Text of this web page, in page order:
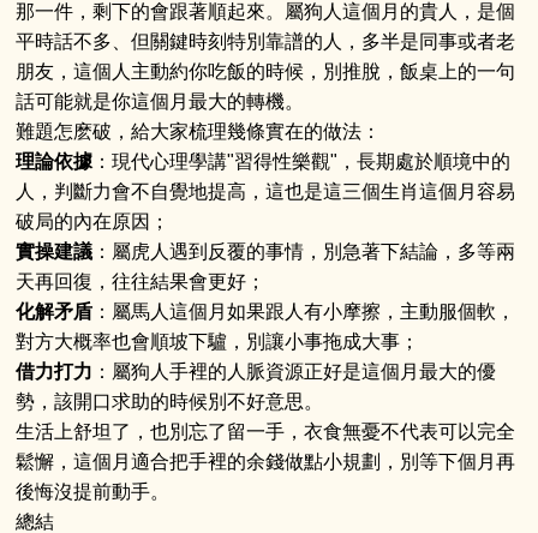
那一件，剩下的會跟著順起來。屬狗人這個月的貴人，是個
平時話不多、但關鍵時刻特別靠譜的人，多半是同事或者老
朋友，這個人主動約你吃飯的時候，別推脫，飯桌上的一句
話可能就是你這個月最大的轉機。
難題怎麽破，給大家梳理幾條實在的做法：
理論依據：現代心理學講"習得性樂觀"，長期處於順境中的
人，判斷力會不自覺地提高，這也是這三個生肖這個月容易
破局的內在原因；
實操建議：屬虎人遇到反覆的事情，別急著下結論，多等兩
天再回復，往往結果會更好；
化解矛盾：屬馬人這個月如果跟人有小摩擦，主動服個軟，
對方大概率也會順坡下驢，別讓小事拖成大事；
借力打力 ：屬狗人手裡的人脈資源正好是這個月最大的優
勢，該開口求助的時候別不好意思。
生活上舒坦了，也別忘了留一手，衣食無憂不代表可以完全
鬆懈，這個月適合把手裡的余錢做點小規劃，別等下個月再
後悔沒提前動手。
總結